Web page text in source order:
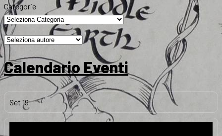
Categorie
Calendario Eventi
Set 19